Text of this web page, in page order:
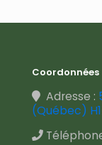
Coordonnées
Adresse :
(Québec)